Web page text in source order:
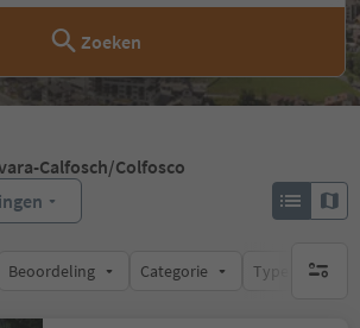
Zoeken
Calfosch/Colfosco
Beoordeling Categorie Type catering
geen